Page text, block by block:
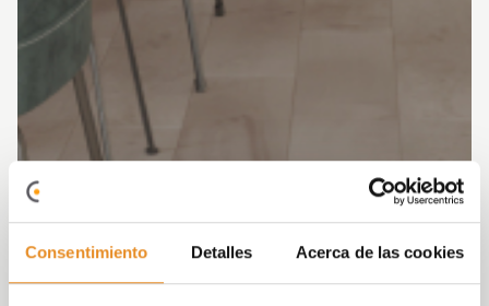
Consentimiento Detalles Acerca de las cookies